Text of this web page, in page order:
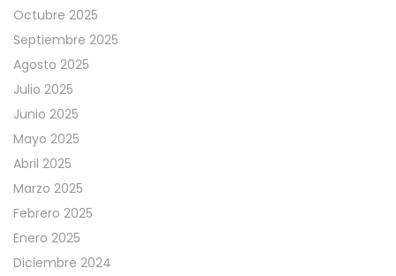
Octubre 2025
Septiembre 2025
Agosto 2025
Julio 2025
Junio 2025
Mayo 2025
Abril 2025
Marzo 2025
Febrero 2025
Enero 2025
Diciembre 2024